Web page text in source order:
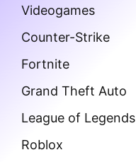
Videogames
Counter-Strike
Fortnite
Grand Theft Auto
League of Legends
Roblox